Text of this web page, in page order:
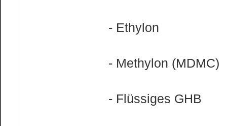
- Ethylon
- Methylon (MDMC)
- Flüssiges GHB